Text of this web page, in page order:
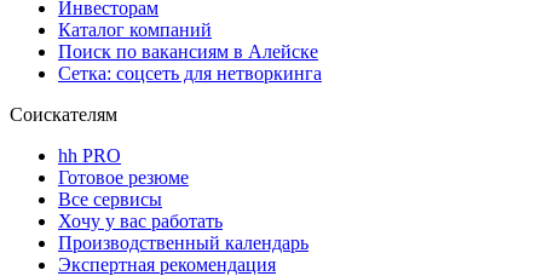
Инвесторам
Каталог компаний
Поиск по вакансиям в Алейске
Сетка: соцсеть для нетворкинга
Соискателям
hh PRO
Готовое резюме
Все сервисы
Хочу у вас работать
Производственный календарь
Экспертная рекомендация